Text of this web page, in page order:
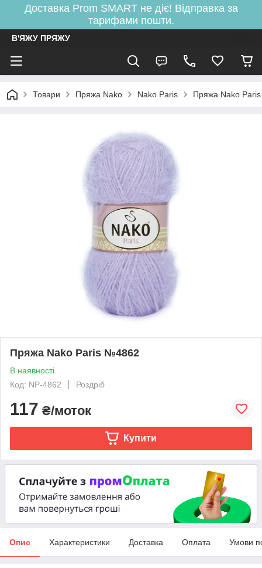
Доставка Prom SMART не діє! Відправка за
тарифами пошти.
В'ЯЖУ ПРЯЖУ
Товари Пряжа Nako Nako Paris Пряжа Nako
Пряжа Nako Paris №4862
В наявності
Код: NP-4862
Роздріб
117 ₴/моток
Купити
Опис Характеристики Доставка Оплата Умови